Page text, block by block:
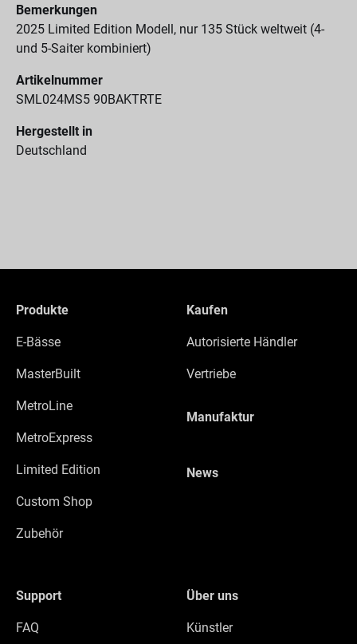
Bemerkungen
2025 Limited Edition Modell, nur 135 Stück weltweit (4-
und 5-Saiter kombiniert)
Artikelnummer
SML024MS5 90BAKTRTE
Hergestellt in
Deutschland
Produkte
E-Bässe
MasterBuilt
MetroLine
MetroExpress
Limited Edition
Custom Shop
Zubehör
Kaufen
Autorisierte Händler
Vertriebe
Manufaktur
News
Support
FAQ
Über uns
Künstler